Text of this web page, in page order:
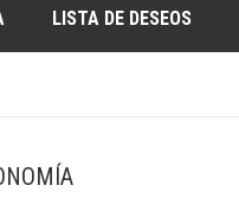
LISTA DE DESEOS